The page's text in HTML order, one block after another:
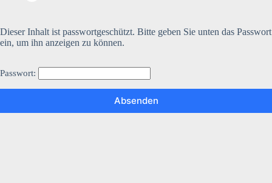
Dieser Inhalt ist passwortgeschützt. Bitte geben Sie unten das Passwort
ein, um ihn anzeigen zu können.
Passwort: